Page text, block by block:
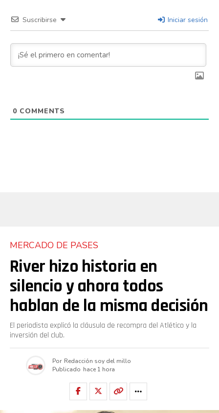
Suscribirse Iniciar sesión
0 COMMENTS
MERCADO DE PASES
River hizo historia en
silencio y ahora todos
hablan de la misma decisión
El periodista explicó la cláusula de recompra del Atlético y la
inversión del club.
Por Redacción soy del millo
Publicado hace 1 hora